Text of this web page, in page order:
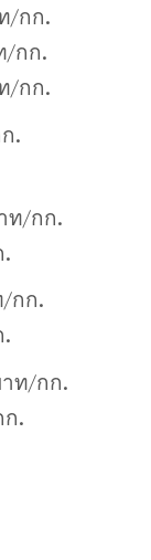
/กก.
/กก.
/กก.
.
ท/กก.
/กก.
าท/กก.
ก.